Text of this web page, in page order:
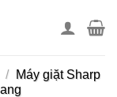
/
Máy giặt Sharp